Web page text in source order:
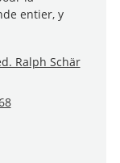
entier, y
Ralph Schär